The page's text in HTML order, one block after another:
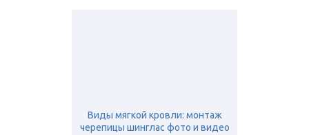
Виды мягкой кровли: монтаж
черепицы шинглас фото и видео